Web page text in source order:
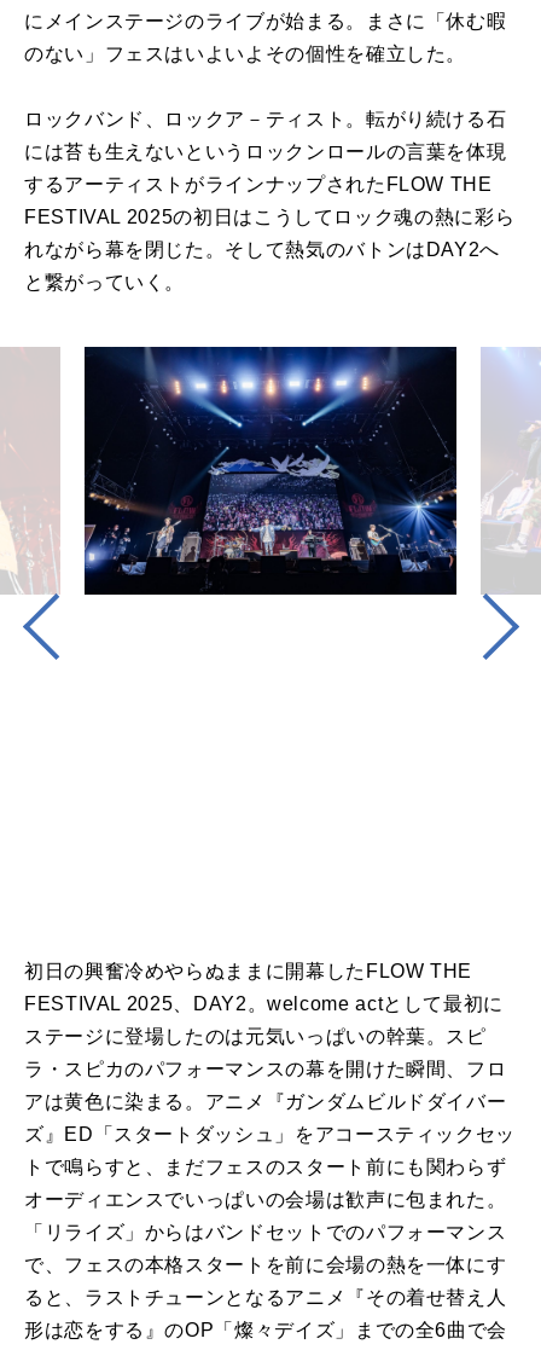
にメインステージのライブが始まる。まさに「休む暇
のない」フェスはいよいよその個性を確立した。
ロックバンド、ロックア－ティスト。転がり続ける石
には苔も生えないというロックンロールの言葉を体現
するアーティストがラインナップされたFLOW THE
FESTIVAL 2025の初日はこうしてロック魂の熱に彩ら
れながら幕を閉じた。そして熱気のバトンはDAY2へ
と繋がっていく。
初日の興奮冷めやらぬままに開幕したFLOW THE
FESTIVAL 2025、DAY2。welcome actとして最初に
ステージに登場したのは元気いっぱいの幹葉。スピ
ラ・スピカのパフォーマンスの幕を開けた瞬間、フロ
アは黄色に染まる。アニメ『ガンダムビルドダイバー
ズ』ED「スタートダッシュ」をアコースティックセッ
トで鳴らすと、まだフェスのスタート前にも関わらず
オーディエンスでいっぱいの会場は歓声に包まれた。
「リライズ」からはバンドセットでのパフォーマンス
で、フェスの本格スタートを前に会場の熱を一体にす
ると、ラストチューンとなるアニメ『その着せ替え人
形は恋をする』のOP「燦々デイズ」までの全6曲で会